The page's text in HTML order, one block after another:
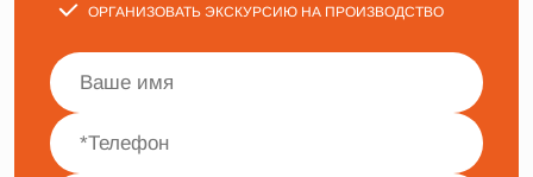
ОРГАНИЗОВАТЬ ЭКСКУРСИЮ НА ПРОИЗВОДСТВО